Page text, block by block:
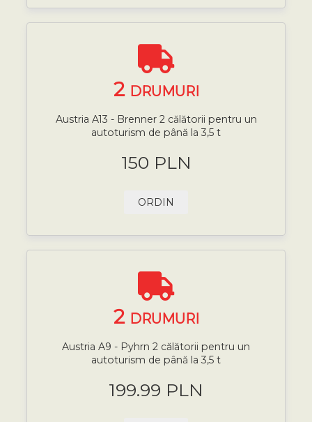
2 DRUMURI
Austria A13 - Brenner 2 călătorii pentru un
autoturism de până la 3,5 t
150 PLN
ORDIN
2 DRUMURI
Austria A9 - Pyhrn 2 călătorii pentru un
autoturism de până la 3,5 t
199.99 PLN